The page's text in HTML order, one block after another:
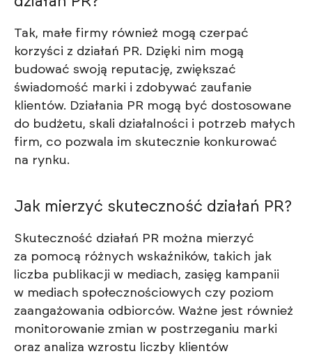
Tak, małe firmy również mogą czerpać
korzyści z działań PR. Dzięki nim mogą
budować swoją reputację, zwiększać
świadomość marki i zdobywać zaufanie
klientów. Działania PR mogą być dostosowane
do budżetu, skali działalności i potrzeb małych
firm, co pozwala im skutecznie konkurować
na rynku.
Jak mierzyć skuteczność działań PR?
Skuteczność działań PR można mierzyć
za pomocą różnych wskaźników, takich jak
liczba publikacji w mediach, zasięg kampanii
w mediach społecznościowych czy poziom
zaangażowania odbiorców. Ważne jest również
monitorowanie zmian w postrzeganiu marki
oraz analiza wzrostu liczby klientów